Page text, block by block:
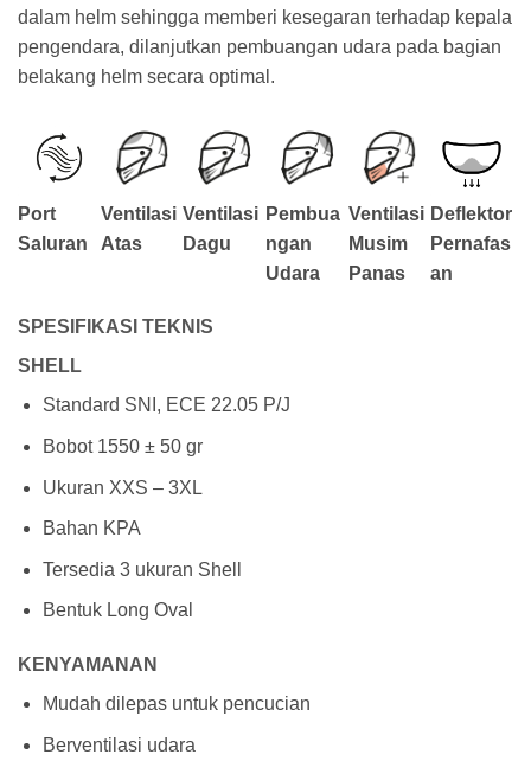
dalam helm sehingga memberi kesegaran terhadap kepala
pengendara, dilanjutkan pembuangan udara pada bagian
belakang helm secara optimal.
Port
Saluran
Ventilasi
Atas
Ventilasi
Dagu
Pembua
ngan
Udara
Ventilasi
Musim
Panas
Deflektor
Pernafas
an
SPESIFIKASI TEKNIS
SHELL
Standard SNI, ECE 22.05 P/J
Bobot 1550 ± 50 gr
Ukuran XXS – 3XL
Bahan KPA
Tersedia 3 ukuran Shell
Bentuk Long Oval
KENYAMANAN
Mudah dilepas untuk pencucian
Berventilasi udara